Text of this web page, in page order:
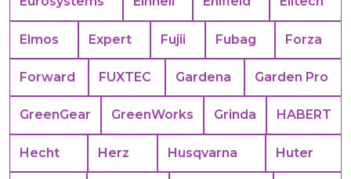
Elmos Expert Fujii Fubag Forza
Forward FUXTEC Gardena Garden Pro
GreenGear GreenWorks Grinda HABERT
Hecht Herz Husqvarna Huter